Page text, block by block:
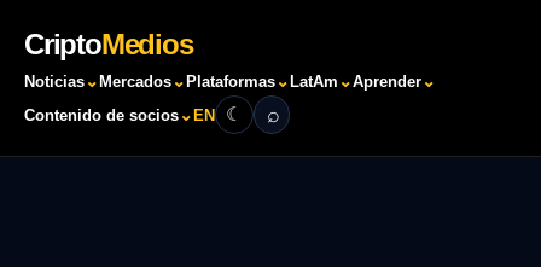
CriptoMedios
Noticias ⌄ Mercados ⌄ Plataformas ⌄ LatAm ⌄Aprender ⌄
Contenido de socios ⌄
Buscar
⌕
EN ☾